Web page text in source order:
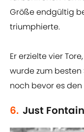
Größe endgültig
triumphierte.
Er erzielte vier
wurde zum besten
noch bevor es
6. Just